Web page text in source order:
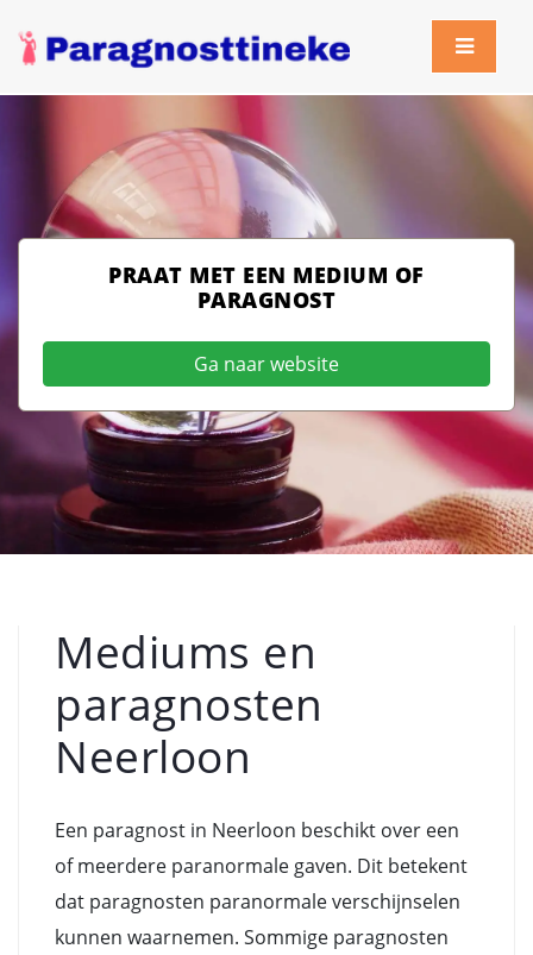
PRAAT MET EEN MEDIUM OF
PARAGNOST
Ga naar website
Mediums en
paragnosten
Neerloon
Een paragnost in Neerloon beschikt over een
of meerdere paranormale gaven. Dit betekent
dat paragnosten paranormale verschijnselen
kunnen waarnemen. Sommige paragnosten